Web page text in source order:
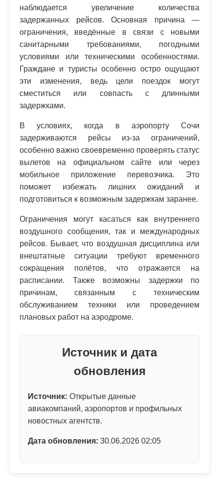
наблюдается увеличение количества
задержанных рейсов. Основная причина —
ограничения, введённые в связи с новыми
санитарными требованиями, погодными
условиями или техническими особенностями.
Граждане и туристы особенно остро ощущают
эти изменения, ведь цели поездок могут
сместиться или совпасть с длинными
задержками.
В условиях, когда в аэропорту Сочи
задерживаются рейсы из-за ограничений,
особенно важно своевременно проверять статус
вылетов на официальном сайте или через
мобильное приложение перевозчика. Это
поможет избежать лишних ожиданий и
подготовиться к возможным задержкам заранее.
Ограничения могут касаться как внутреннего
воздушного сообщения, так и международных
рейсов. Бывает, что воздушная дисциплина или
внештатные ситуации требуют временного
сокращения полётов, что отражается на
расписании. Также возможны задержки по
причинам, связанным с техническим
обслуживанием техники или проведением
плановых работ на аэродроме.
Источник и дата
обновления
Источник: Открытые данные
авиакомпаний, аэропортов и профильных
новостных агентств.
Дата обновления: 30.06.2026 02:05